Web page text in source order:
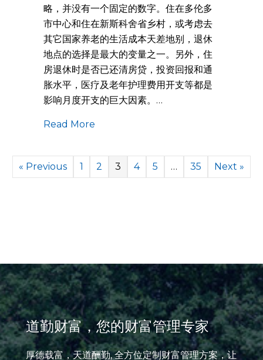
略，并没有一个固定的数字。住在多伦多
市中心和住在新斯科舍省乡村，或考虑去
其它国家养老的生活成本天差地别，退休
地点的选择是最大的变量之一。另外，住
房退休时是否已还清房贷，投资回报和通
胀水平，医疗及老年护理费用开支等都是
影响月度开支的巨大因素。…
Read More
« Previous 1 2 3 4 5 … 35 Next »
道勤财富，您的财富管理专家
厚德载富，天道酬勤, 全方位定制财富管理方案，让